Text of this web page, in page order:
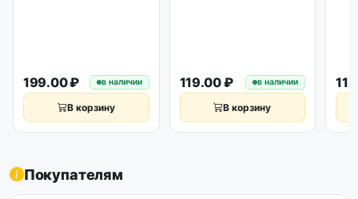
199.00 ₽ в наличии
В корзину
119.00 ₽ в наличии
В корзину
Покупателям